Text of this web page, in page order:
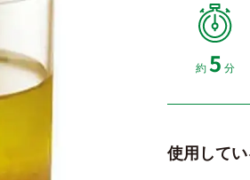
約 5 分
使用して